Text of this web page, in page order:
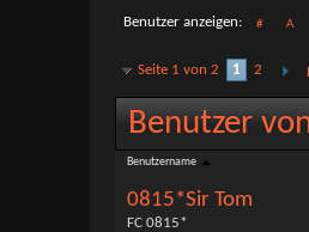
Benutzer anzeigen # A
Seite 1 von 2 1 2
Benutzer
Benutzername
0815*Sir Tom
FC 0815*